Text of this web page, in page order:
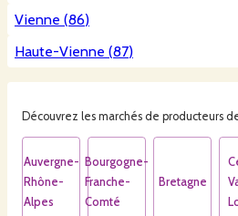
Vienne (86)
Haute-Vienne (87)
Découvrez les marchés de producteurs
Auvergne-
Rhône-
Alpes
Bourgogne-
Franche-
Comté
Bretagne